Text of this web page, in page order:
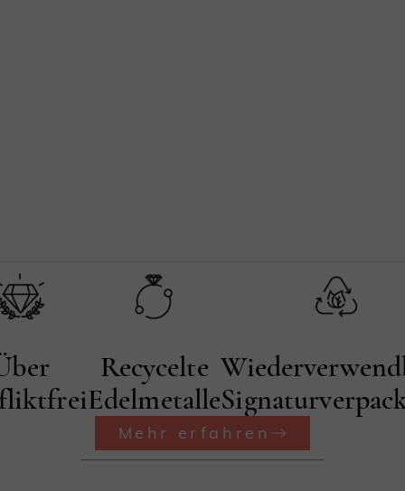
Recycelte
Edelmetalle
Mehr erfahren